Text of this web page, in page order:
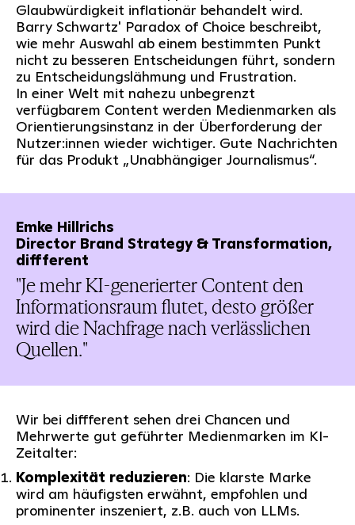
Glaubwürdigkeit inflationär behandelt wird.
Barry Schwartz' Paradox of Choice beschreibt,
wie mehr Auswahl ab einem bestimmten Punkt
nicht zu besseren Entscheidungen führt, sondern
zu Entscheidungslähmung und Frustration.
In einer Welt mit nahezu unbegrenzt
verfügbarem Content werden Medienmarken als
Orientierungsinstanz in der Überforderung der
Nutzer:innen wieder wichtiger. Gute Nachrichten
für das Produkt „Unabhängiger Journalismus“.
Emke Hillrichs
Director Brand Strategy & Transformation,
diffferent
"Je mehr KI-generierter Content den
Informationsraum flutet, desto größer
wird die Nachfrage nach verlässlichen
Quellen."
Wir bei diffferent sehen drei Chancen und
Mehrwerte gut geführter Medienmarken im KI-
Zeitalter:
Komplexität reduzieren: Die klarste Marke
wird am häufigsten erwähnt, empfohlen und
prominenter inszeniert, z.B. auch von LLMs.